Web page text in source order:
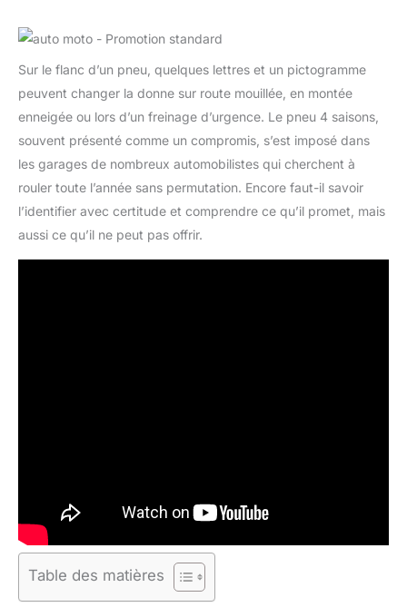
Sur le flanc d’un pneu, quelques lettres et un pictogramme
peuvent changer la donne sur route mouillée, en montée
enneigée ou lors d’un freinage d’urgence. Le pneu 4 saisons,
souvent présenté comme un compromis, s’est imposé dans
les garages de nombreux automobilistes qui cherchent à
rouler toute l’année sans permutation. Encore faut-il savoir
l’identifier avec certitude et comprendre ce qu’il promet, mais
aussi ce qu’il ne peut pas offrir.
Table des matières